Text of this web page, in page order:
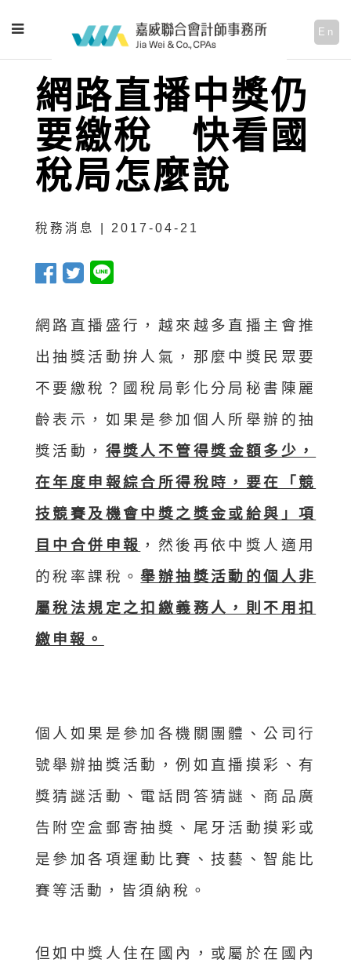
En
網路直播中獎仍
要繳稅 快看國
稅局怎麼說
稅務消息 | 2017-04-21
網路直播盛行，越來越多直播主會推
出抽獎活動拚人氣，那麼中獎民眾要
不要繳稅？國稅局彰化分局秘書陳麗
齡表示，如果是參加個人所舉辦的抽
獎活動， 得獎人不管得獎金額多少，
在年度申報綜合所得稅時，要在「競
技競賽及機會中獎之獎金或給與」項
目中合併申報 ，然後再依中獎人適用
的稅率課稅。舉辦抽獎活動的個人非
屬稅法規定之扣繳義務人，則不用扣
繳申報。
個人如果是參加各機關團體、公司行
號舉辦抽獎活動，例如直播摸彩、有
獎猜謎活動、電話問答猜謎、商品廣
告附空盒郵寄抽獎、尾牙活動摸彩或
是參加各項運動比賽、技藝、智能比
賽等活動，皆須納稅。
但如中獎人住在國內，或屬於在國內